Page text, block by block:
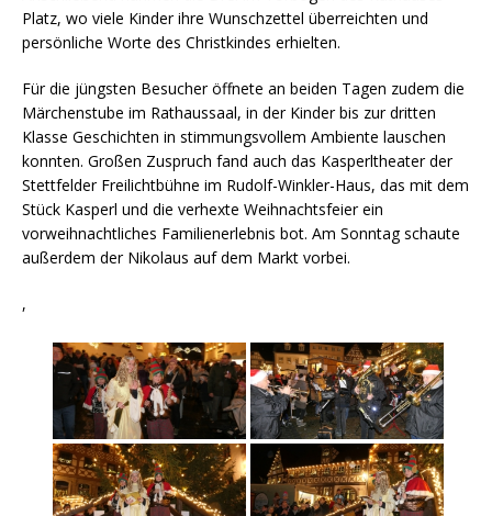
Platz, wo viele Kinder ihre Wunschzettel überreichten und
persönliche Worte des Christkindes erhielten.
Für die jüngsten Besucher öffnete an beiden Tagen zudem die
Märchenstube im Rathaussaal, in der Kinder bis zur dritten
Klasse Geschichten in stimmungsvollem Ambiente lauschen
konnten. Großen Zuspruch fand auch das Kasperltheater der
Stettfelder Freilichtbühne im Rudolf-Winkler-Haus, das mit dem
Stück Kasperl und die verhexte Weihnachtsfeier ein
vorweihnachtliches Familienerlebnis bot. Am Sonntag schaute
außerdem der Nikolaus auf dem Markt vorbei.
,